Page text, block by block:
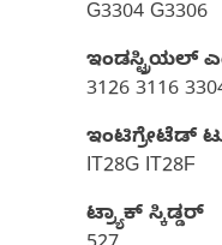
G3304 G3306
ಇಂಡಸ್ಟ್ರಿಯಲ್
3126 3116
ಇಂಟಿಗ್ರೇಟೆಡ್
IT28G IT28F
ಟ್ರ್ಯಾಕ್ ಸ್ಕಿಡ್ಡರ್